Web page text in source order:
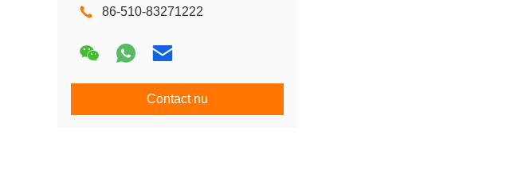
86-510-83271222
Contact nu